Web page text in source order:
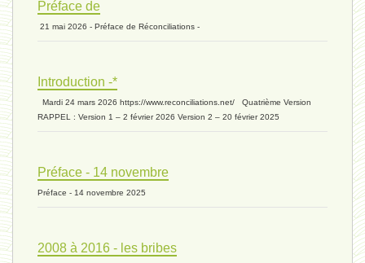
extinction 07 - 18 mai 2024
biomasse - 10 mai 2024*
Préface de
21 mai 2026 - Préface de Réconciliations -
Introduction -*
Mardi 24 mars 2026 https://www.reconciliations.net/ Quatrième Version
RAPPEL : Version 1 – 2 février 2026 Version 2 – 20 février 2025
Préface - 14 novembre
Préface - 14 novembre 2025
2008 à 2016 - les bribes